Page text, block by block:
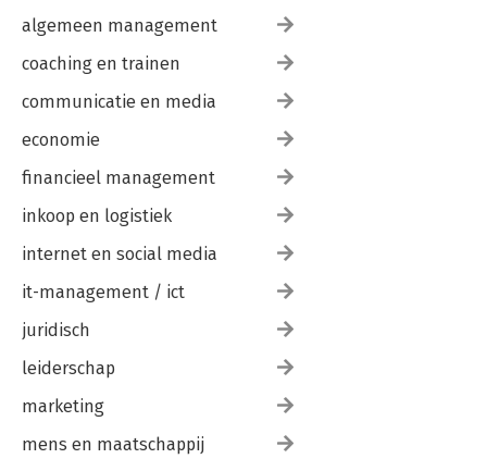
algemeen management
coaching en trainen
communicatie en media
economie
financieel management
inkoop en logistiek
internet en social media
it-management / ict
juridisch
leiderschap
marketing
mens en maatschappij